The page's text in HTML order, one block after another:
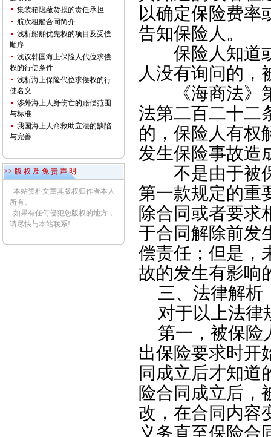
集装箱隐蔽货损的责任承担
航次租船合同简介
浅析船舶优先权的项目及受偿
顺序
浅议韩国海上保险人代位求偿
权的行使条件
浅析海上保险代位求偿权的行
使名义
涉外海上人身伤亡的赔偿范围
与标准
我国海上人命救助立法的缺陷
与完善
>> 版 权 及 免 责 声 明
本站资料文章其版权归作者本人
所有。
如果有任何侵犯您版权的地方，
请尽快与本站联系!
以确定保险费率
告知保险人。
保险人知道或
人没有询问的，
《海商法》
法第二百二十二
的，保险人有权
发生保险事故造
不是由于被保
第一款规定的重
除合同或者要求
于合同解除前发
偿责任；但是，
故的发生有影响
三、法律解析
对于以上法律
第一，被保险
出保险要求时开
同成立后才知道
险合同成立后，
改，在合同内容
义务直至保险合